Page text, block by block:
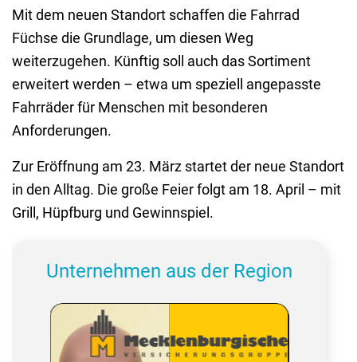
Mit dem neuen Standort schaffen die Fahrrad
Füchse die Grundlage, um diesen Weg
weiterzugehen. Künftig soll auch das Sortiment
erweitert werden – etwa um speziell angepasste
Fahrräder für Menschen mit besonderen
Anforderungen.
Zur Eröffnung am 23. März startet der neue Standort
in den Alltag. Die große Feier folgt am 18. April – mit
Grill, Hüpfburg und Gewinnspiel.
Unternehmen aus der Region